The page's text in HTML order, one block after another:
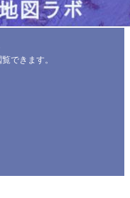
できます。